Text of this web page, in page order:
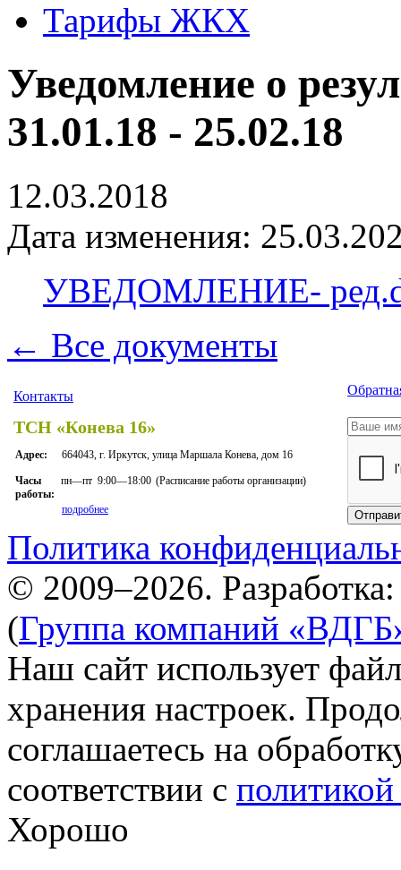
Тарифы ЖКХ
Уведомление о
31.01.18 - 25.02.18
12.03.2018
Дата изменения:
УВЕДОМЛЕНИЕ-
← Все документы
Контакты
ТСН «Конева 16»
Адрес: 664043, г. Иркутск, улица Маршала Конева, дом 16
Часы
работы:
пн—пт 9:00—18:00 (Расписание работы организации)
подробнее
Политика
© 2009–2026.
(Группа компаний
Наш сайт использует
хранения настроек.
соглашаетесь на
соответствии с
Хорошо